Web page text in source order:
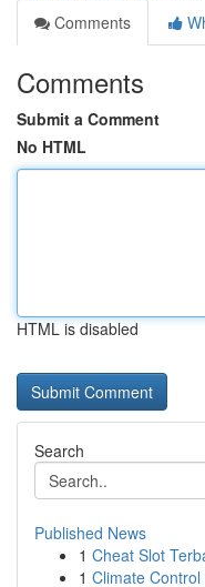
Comments
Comments
Submit a Comment
No HTML
HTML is disabled
Search
Published News
1 Cheat Slot
1 Climate